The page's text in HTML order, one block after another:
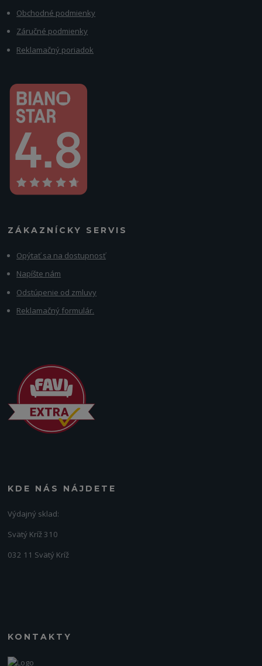
Obchodné podmienky
Záručné podmienky
Reklamačný poriadok
ZÁKAZNÍCKY SERVIS
Opýtať sa na dostupnosť
Napíšte nám
Odstúpenie od zmluvy
Reklamačný formulár.
KDE NÁS NÁJDETE
Výdajný sklad:
Svätý Kríž 310
032 11 Svätý Kríž
KONTAKTY